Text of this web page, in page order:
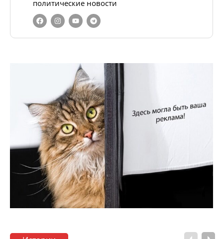
политические новости